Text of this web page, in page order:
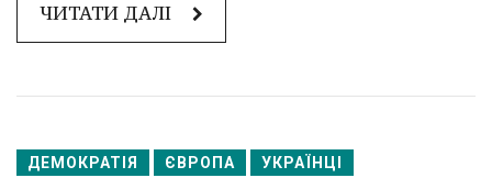
ЧИТАТИ ДАЛІ
ДЕМОКРАТІЯ ЄВРОПА УКРАЇНЦІ